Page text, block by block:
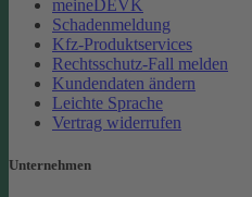
meineDEVK
Schadenmeldung
Kfz-Produktservices
Rechtsschutz-Fall melden
Kundendaten ändern
Leichte Sprache
Vertrag widerrufen
Unternehmen